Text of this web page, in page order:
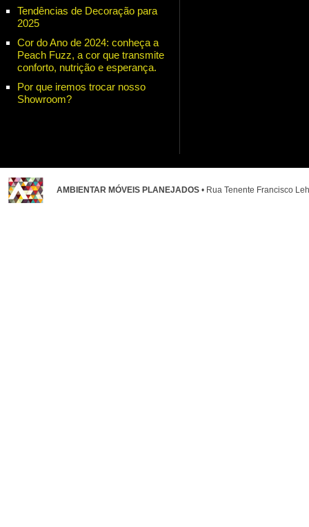
Tendências de Decoração para
2025
Cor do Ano de 2024: conheça a
Peach Fuzz, a cor que transmite
conforto, nutrição e esperança.
Por que iremos trocar nosso
Showroom?
AMBIENTAR MÓVEIS PLANEJADOS • Rua Tenente Francisco